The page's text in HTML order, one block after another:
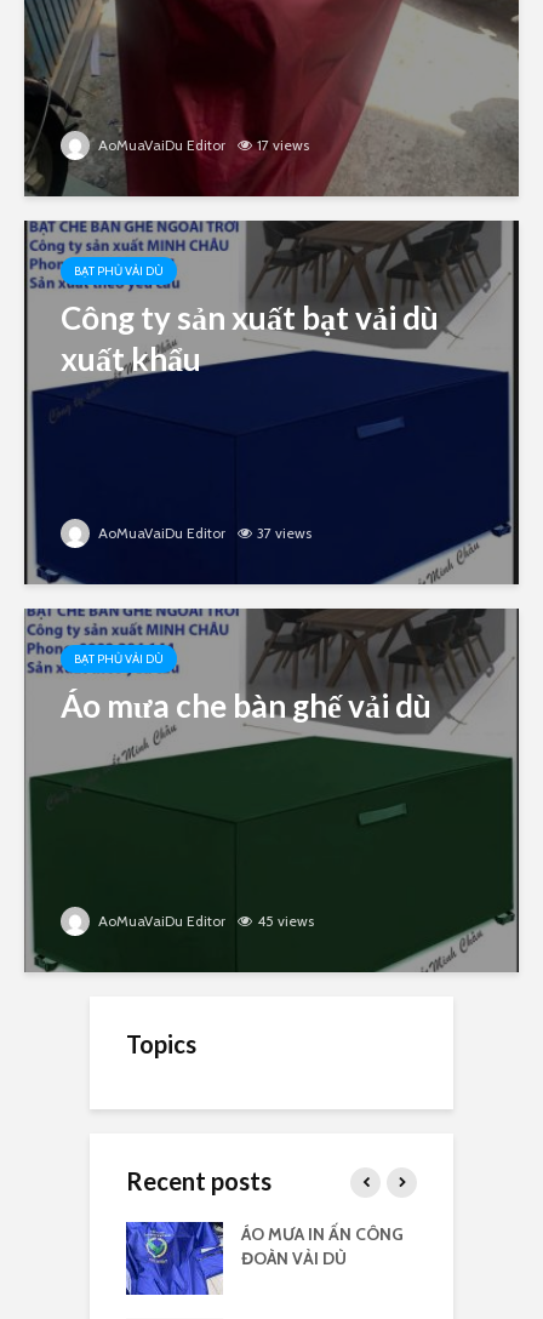
AoMuaVaiDu Editor 17 views
BẠT PHỦ VẢI DÙ
Công ty sản xuất bạt vải dù
xuất khẩu
AoMuaVaiDu Editor 37 views
BẠT PHỦ VẢI DÙ
Áo mưa che bàn ghế vải dù
AoMuaVaiDu Editor 45 views
Topics
Recent posts
ÁO MƯA IN ẤN CÔNG
ĐOÀN VẢI DÙ